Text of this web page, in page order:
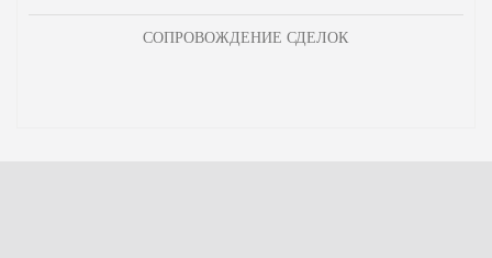
СОПРОВОЖДЕНИЕ СДЕЛОК